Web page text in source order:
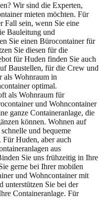
Wir sind die Experten,
mieten möchten. Für
Fall sein, wenn Sie eine
Bauleitung und
Sie einen Bürocontainer für
Sie diesen für die
für Huden finden Sie auch
Baustellen, für die Crew und
als Wohnraum in
optimal.
als Wohnraum für
und Wohncontainer
ganze Containeranlage, die
können. Wohnen auf
und bequeme
Huden, aber auch
aus
Sie uns frühzeitig in Ihre
gerne bei Ihrer mobilen
und Wohncontainer mit
unterstützen Sie bei der
Containeranlage. Für